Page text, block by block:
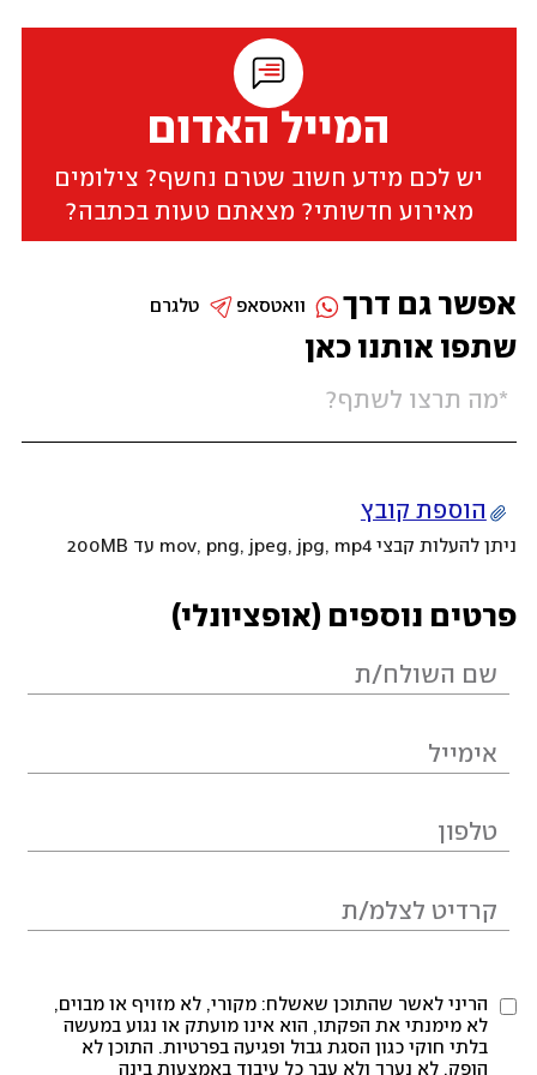
המייל האדום
יש לכם מידע חשוב שטרם נחשף? צילומים
מאירוע חדשותי? מצאתם טעות בכתבה?
שתפו אותנו כאן
הוספת קובץ
ניתן להעלות קבצי mov, png, jpeg, jpg, mp4 עד 200MB
פרטים נוספים (אופציונלי)
הריני לאשר שהתוכן שאשלח: מקורי, לא מזויף או מבוים,
לא מימנתי את הפקתו, הוא אינו מועתק או נגוע במעשה
בלתי חוקי כגון הסגת גבול ופגיעה בפרטיות. התוכן לא
הופק, לא נערך ולא עבר כל עיבוד באמצעות בינה
אפשר גם דרך טלגרם וואטסאפ